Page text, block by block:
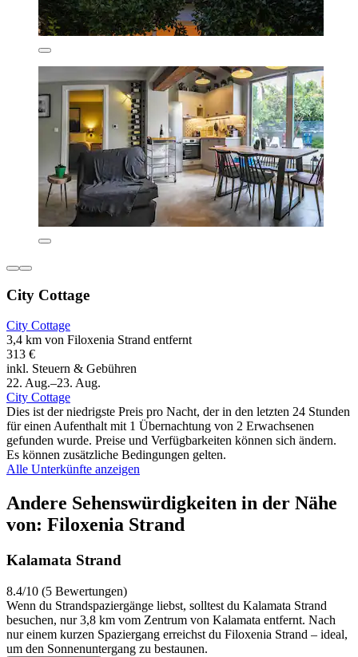
City Cottage
City Cottage
3,4 km von Filoxenia Strand entfernt
313 €
inkl. Steuern & Gebühren
22. Aug.–23. Aug.
City Cottage
Dies ist der niedrigste Preis pro Nacht, der in den letzten 24 Stunden
für einen Aufenthalt mit 1 Übernachtung von 2 Erwachsenen
gefunden wurde. Preise und Verfügbarkeiten können sich ändern.
Es können zusätzliche Bedingungen gelten.
Alle Unterkünfte anzeigen
Andere Sehenswürdigkeiten in der Nähe
von: Filoxenia Strand
Kalamata Strand
8.4/10 (5 Bewertungen)
Wenn du Strandspaziergänge liebst, solltest du Kalamata Strand
besuchen, nur 3,8 km vom Zentrum von Kalamata entfernt. Nach
nur einem kurzen Spaziergang erreichst du Filoxenia Strand – ideal,
um den Sonnenuntergang zu bestaunen.